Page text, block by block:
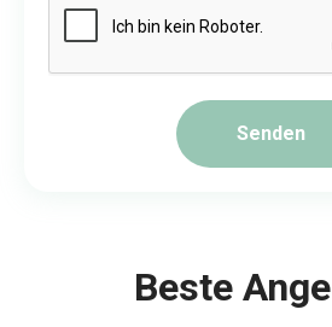
Senden
Beste